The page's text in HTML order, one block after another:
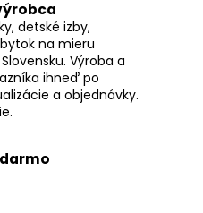
detské izby,
na mieru
Výroba a
ihneď po
a objednávky.